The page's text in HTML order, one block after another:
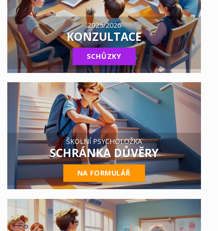
2025/2026
KONZULTACE
SCHŮZKY
ŠKOLNÍ PSYCHOLOŽKA
SCHRÁNKA DŮVĚRY
NA FORMULÁŘ